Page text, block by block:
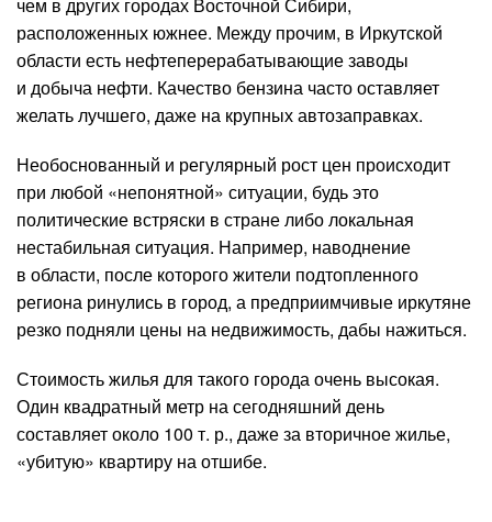
расположенных южнее. Между прочим, в Иркутской
области есть нефтеперерабатывающие заводы
и добыча нефти. Качество бензина часто оставляет
желать лучшего, даже на крупных автозаправках.
Необоснованный и регулярный рост цен происходит
при любой «непонятной» ситуации, будь это
политические встряски в стране либо локальная
нестабильная ситуация. Например, наводнение
в области, после которого жители подтопленного
региона ринулись в город, а предприимчивые иркутяне
резко подняли цены на недвижимость, дабы нажиться.
Стоимость жилья для такого города очень высокая.
Один квадратный метр на сегодняшний день
составляет около 100 т. р., даже за вторичное жилье,
«убитую» квартиру на отшибе.